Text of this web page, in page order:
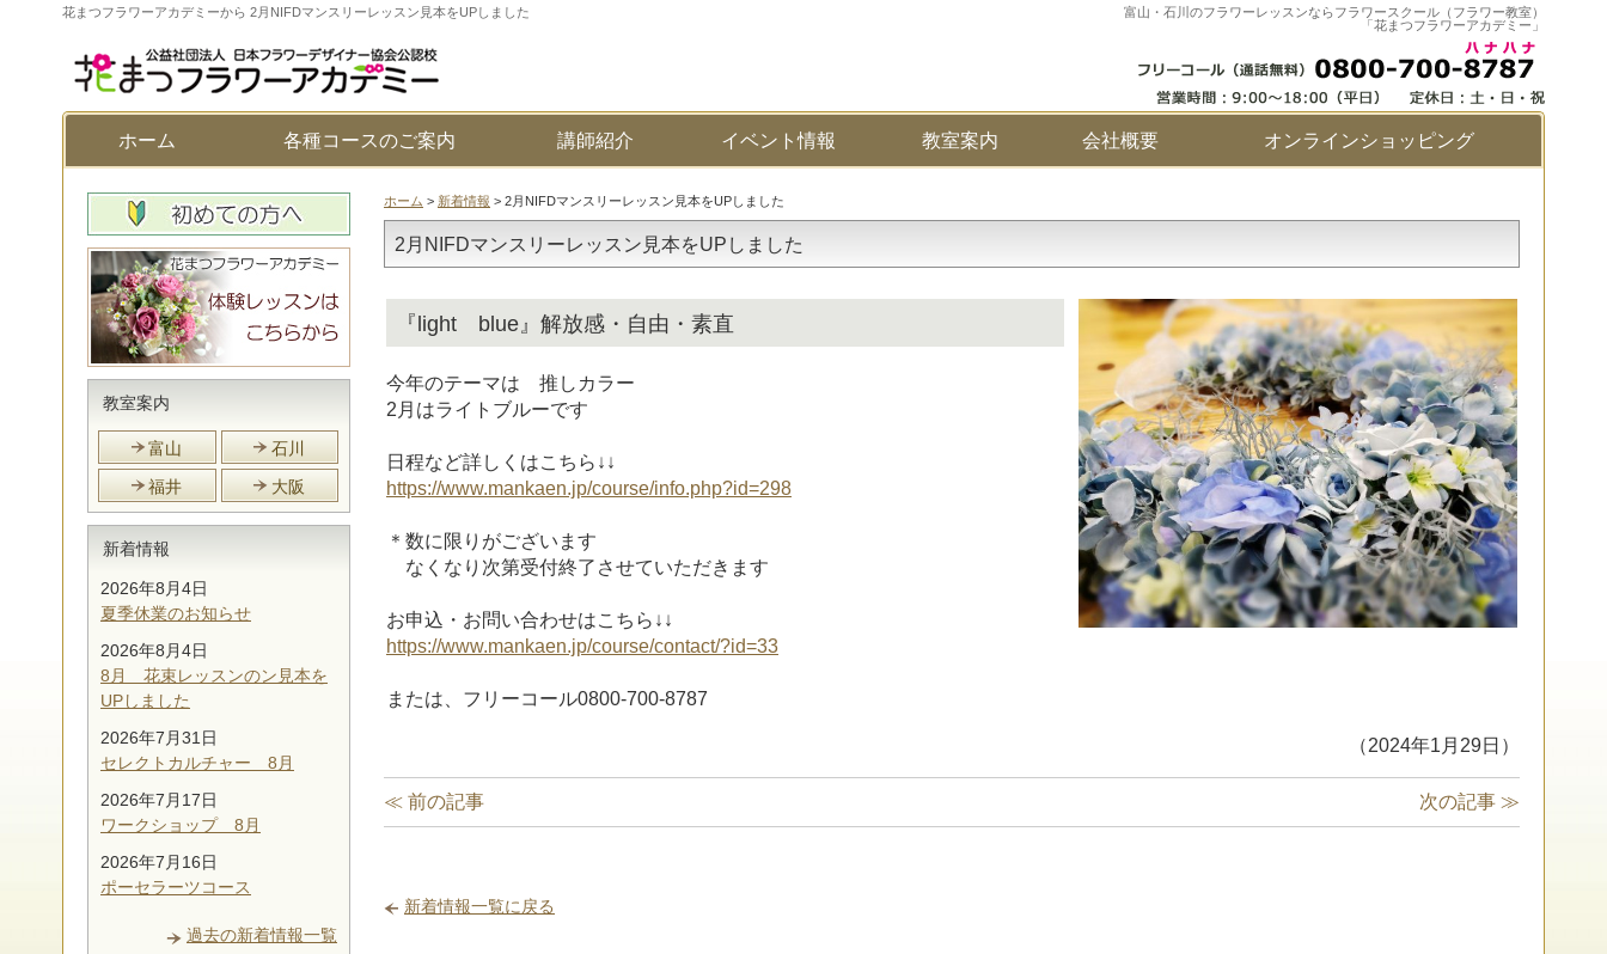
花まつフラワーアカデミーから 2月NIFDマンスリーレッスン見本をUPしました
富山・石川のフラワーレッスンならフラワースクール（フラワー教室）
「花まつフラワーアカデミー」
ホーム 各種コースのご案内 講師紹介 イベント情報 教室案内 会社概要 オンラインショッピング
ホーム > 新着情報 > 2月NIFDマンスリーレッスン見本をUPしました
2月NIFDマンスリーレッスン見本をUPしました
『light blue』解放感・自由・素直
今年のテーマは 推しカラー
2月はライトブルーです
日程など詳しくはこちら↓↓
https://www.mankaen.jp/course/info.php?id=298
＊数に限りがございます
なくなり次第受付終了させていただきます
お申込・お問い合わせはこちら↓↓
https://www.mankaen.jp/course/contact/?id=33
または、フリーコール0800-700-8787
（2024年1月29日）
≪ 前の記事 次の記事 ≫
新着情報一覧に戻る
教室案内
富山
石川
福井
大阪
新着情報
2026年8月4日
夏季休業のお知らせ
2026年8月4日
8月 花束レッスンのン見本を
UPしました
2026年7月31日
セレクトカルチャー 8月
2026年7月17日
ワークショップ 8月
2026年7月16日
ポーセラーツコース
過去の新着情報一覧